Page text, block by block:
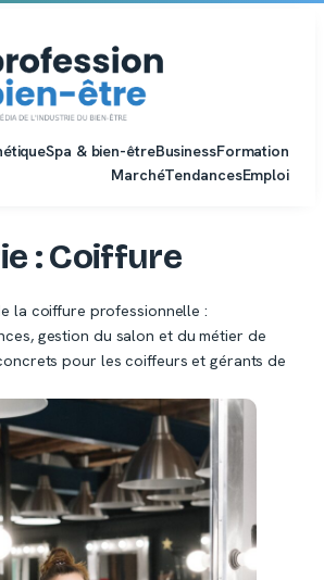
Spa & bien-êtreBusinessFormation
MarchéTendancesEmploi
:Coiffure
la coiffure professionnelle :
gestion du salon et du métier de
pour les coiffeurs et gérants de